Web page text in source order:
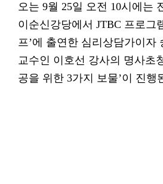
오는 9월 25일 오전 10시에는
이순신강당에서 JTBC 프로그
프’에 출연한 심리상담가이자
교수인 이호선 강사의 명사초
공을 위한 3가지 보물’이 진행